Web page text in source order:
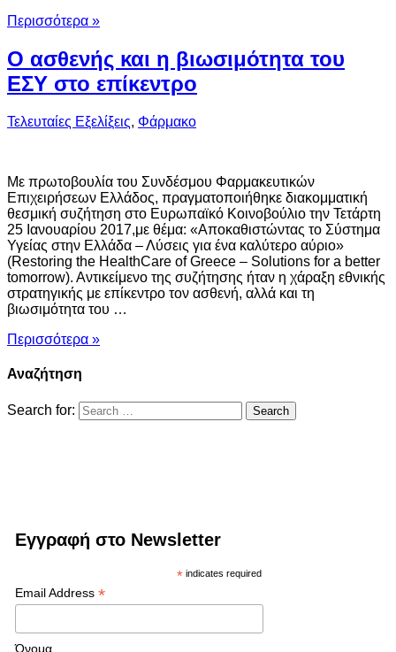
Περισσότερα »
Ο ασθενής και η βιωσιμότητα του
ΕΣΥ στο επίκεντρο
Τελευταίες Εξελίξεις, Φάρμακο
Με πρωτοβουλία του Συνδέσμου Φαρμακευτικών
Επιχειρήσεων Ελλάδος, πραγματοποιήθηκε διακομματική
θεσμική συζήτηση στο Ευρωπαϊκό Κοινοβούλιο την Τετάρτη
25 Ιανουαρίου 2017,με θέμα: «Αποκαθιστώντας το Σύστημα
Υγείας στην Ελλάδα – Λύσεις για ένα καλύτερο αύριο»
(Restoring the HealthCare of Greece – Solutions for a better
tomorrow). Αντικείμενο της συζήτησης ήταν η χάραξη εθνικής
στρατηγικής με επίκεντρο τον ασθενή, αλλά και τη
βιωσιμότητα του …
Περισσότερα »
Αναζήτηση
Search for:
Εγγραφή στο Newsletter
* indicates required
Email Address *
Όνομα